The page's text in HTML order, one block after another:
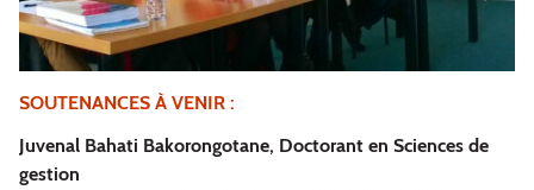
SOUTENANCES À VENIR :
Juvenal Bahati Bakorongotane, Doctorant en Sciences de
gestion